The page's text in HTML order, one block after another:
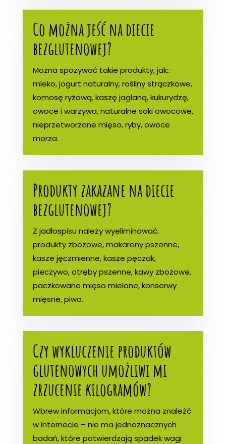
Co można jeść na diecie
bezglutenowej?
Można spożywać takie produkty, jak::
mleko, jogurt naturalny, rośliny strączkowe,
komosę ryżową, kaszę jaglaną, kukurydzę,
owoce i warzywa, naturalne soki owocowe,
nieprzetworzone mięso, ryby, owoce
morza.
Produkty zakazane na diecie
bezglutenowej?
Z jadłospisu należy wyeliminować:
produkty zbożowe, makarony pszenne,
kasze jęczmienne, kasze pęczak,
pieczywo, otręby pszenne, kawy zbożowe,
paczkowane mięso mielone, konserwy
mięsne, piwo.
Czy wykluczenie produktów
glutenowych umożliwi mi
zrzucenie kilogramów?
Wbrew informacjom, które można znaleźć
w internecie – nie ma jednoznacznych
badań, które potwierdzają spadek wagi